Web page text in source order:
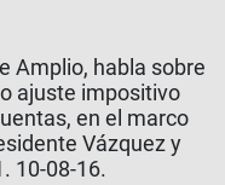
Amplio, habla sobre
ajuste impositivo
en el marco
Vázquez y
10-08-16.